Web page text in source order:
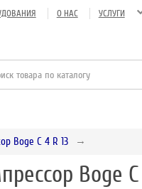
О НАС УСЛУГИ
Boge C 4 R 13
Boge C